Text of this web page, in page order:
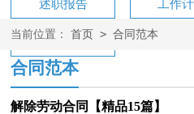
述职报告 工作
工作方案
当前位置： 首页 > 合同范本
合同范本
解除劳动合同【精品15篇】